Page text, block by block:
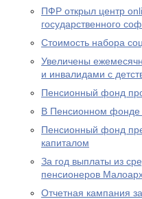
ПФР открыл центр
государственного
Стоимость набора
Увеличены
и инвалидами с
Пенсионный фонд
В Пенсионном фонде
Пенсионный фонд
капиталом
За год выплаты из
пенсионеров
Отчетная кампания